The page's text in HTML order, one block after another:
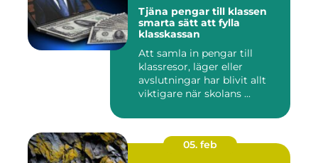
Tjäna pengar till klassen
smarta sätt att fylla
klasskassan
Att samla in pengar till
klassresor, läger eller
avslutningar har blivit allt
viktigare när skolans ...
05. feb